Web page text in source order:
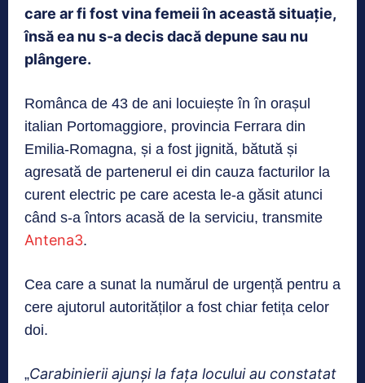
care ar fi fost vina femeii în această situație,
însă ea nu s-a decis dacă depune sau nu
plângere.
Românca de 43 de ani locuiește în în orașul
italian Portomaggiore, provincia Ferrara din
Emilia-Romagna, și a fost jignită, bătută și
agresată de partenerul ei din cauza facturilor la
curent electric pe care acesta le-a găsit atunci
când s-a întors acasă de la serviciu, transmite
Antena3.
Cea care a sunat la numărul de urgență pentru a
cere ajutorul autorităților a fost chiar fetița celor
doi.
„Carabinierii ajunși la fața locului au constatat